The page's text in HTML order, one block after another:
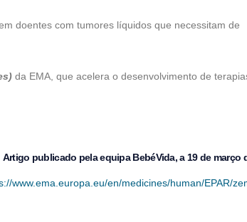
doentes com tumores líquidos que necessitam de
da EMA, que acelera o desenvolvimento de
Artigo publicado pela equipa BebéVida, a 19 de março
www.ema.europa.eu/en/medicines/human/EPAR/